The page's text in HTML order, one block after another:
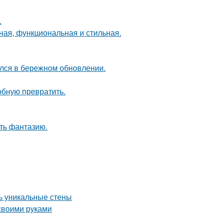
функциональная и стильная.
в бережном обновлении.
превратить.
фантазию.
уникальные стены
руками